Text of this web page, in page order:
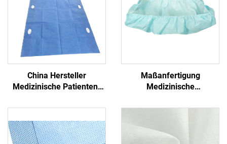
China Hersteller
Medizinische Patienten-
Transfer-Blatt mit Griff
Maßanfertigung
Medizinische
PP+PE Einmalbetttücher
Einmalblaues